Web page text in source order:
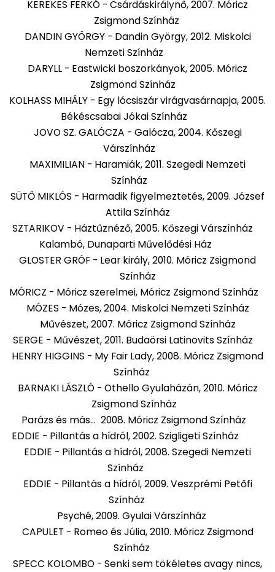
KEREKES FERKÓ - Csárdáskirálynő, 2007. Móricz
Zsigmond Színház
DANDIN GYÖRGY - Dandin György, 2012. Miskolci
Nemzeti Színház
DARYLL - Eastwicki boszorkányok, 2005. Móricz
Zsigmond Színház
KOLHASS MIHÁLY - Egy lócsiszár virágvasárnapja, 2005.
Békéscsabai Jókai Színház
JOVO SZ. GALÓCZA - Galócza, 2004. Kőszegi
Várszínház
MAXIMILIAN - Haramiák, 2011. Szegedi Nemzeti
Színház
SÜTŐ MIKLÓS - Harmadik figyelmeztetés, 2009. József
Attila Színház
SZTARIKOV - Háztűznéző, 2005. Kőszegi Várszínház
Kalambó, Dunaparti Művelődési Ház
GLOSTER GRÓF - Lear király, 2010. Móricz Zsigmond
Színház
MÓRICZ - Móricz szerelmei, Móricz Zsigmond Színház
MÓZES - Mózes, 2004. Miskolci Nemzeti Színház
Művészet, 2007. Móricz Zsigmond Színház
SERGE - Művészet, 2011. Budaörsi Latinovits Színház
HENRY HIGGINS - My Fair Lady, 2008. Móricz Zsigmond
Színház
BARNAKI LÁSZLÓ - Othello Gyulaházán, 2010. Móricz
Zsigmond Színház
Parázs és más... 2008. Móricz Zsigmond Színház
EDDIE - Pillantás a hídról, 2002. Szigligeti Színház
EDDIE - Pillantás a hídról, 2008. Szegedi Nemzeti
Színház
EDDIE - Pillantás a hídról, 2009. Veszprémi Petőfi
Színház
Psyché, 2009. Gyulai Várszínház
CAPULET - Romeo és Júlia, 2010. Móricz Zsigmond
Színház
SPECC KOLOMBO - Senki sem tökéletes avagy nincs,